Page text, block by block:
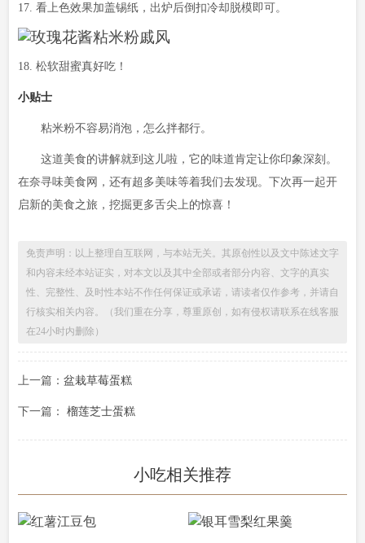
17. 看上色效果加盖锡纸，出炉后倒扣冷却脱模即可。
18. 松软甜蜜真好吃！
小贴士
粘米粉不容易消泡，怎么拌都行。
这道美食的讲解就到这儿啦，它的味道肯定让你印象深刻。
在奈寻味美食网，还有超多美味等着我们去发现。下次再一起开
启新的美食之旅，挖掘更多舌尖上的惊喜！
免责声明：以上整理自互联网，与本站无关。其原创性以及文中陈述文字
和内容未经本站证实，对本文以及其中全部或者部分内容、文字的真实
性、完整性、及时性本站不作任何保证或承诺，请读者仅作参考，并请自
行核实相关内容。（我们重在分享，尊重原创，如有侵权请联系在线客服
在24小时内删除）
上一篇： 盆栽草莓蛋糕
下一篇： 榴莲芝士蛋糕
小吃相关推荐